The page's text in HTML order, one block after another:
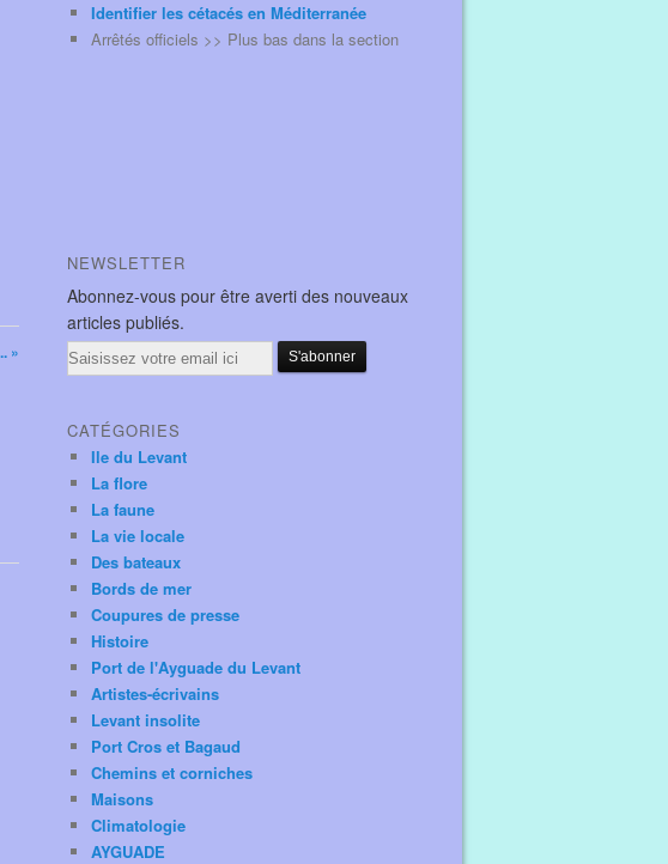
»
Identifier les cétacés en Méditerranée
Arrêtés officiels >> Plus bas dans la section
NEWSLETTER
Abonnez-vous pour être averti des nouveaux
articles publiés.
Email
CATÉGORIES
Ile du Levant
La flore
La faune
La vie locale
Des bateaux
Bords de mer
Coupures de presse
Histoire
Port de l'Ayguade du Levant
Artistes-écrivains
Levant insolite
Port Cros et Bagaud
Chemins et corniches
Maisons
Climatologie
AYGUADE